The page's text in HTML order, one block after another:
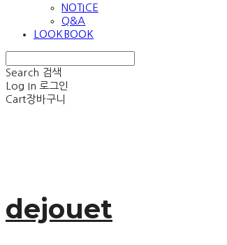
NOTICE
Q&A
LOOKBOOK
Search 검색
Log In 로그인
Cart장바구니
dejouet